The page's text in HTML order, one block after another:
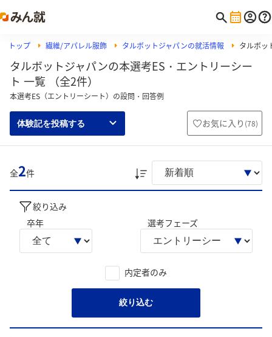
トップ 繊維/アパレル服飾 タルボットジャパンの就活情報 タルボッ
タルボットジャパンの本選考ES・エントリーシー
ト 一覧 （全2件）
本選考ES（エントリーシート）の設問・回答例
体験記を投稿する お気に入り (78)
全2件
絞り込み
卒年
選考フェーズ
内定者のみ
絞り込む